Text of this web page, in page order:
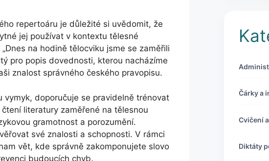
repertoáru je důležité si uvědomit, že
jej používat v kontextu tělesné
na hodině tělocviku jsme se zaměřili
pro popis dovednosti, kterou nacházíme
znalost správného českého pravopisu.
doporučuje se pravidelně trénovat
literatury zaměřené na tělesnou
gramotnost a porozumění.
své znalosti a schopnosti. V rámci
vět, kde správně zakomponujete slovo
budoucích chyb.
Čárky a
Cvičení
Diktáty